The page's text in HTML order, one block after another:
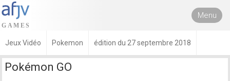
Menu
Jeux Vidéo Pokemon édition du 27 septembre 2018
Pokémon GO